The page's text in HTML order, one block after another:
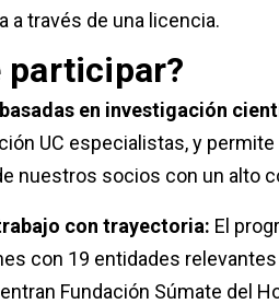
a través de una licencia.
participar?
en investigación
UC especialistas, y
nuestros socios con un alto
con trayectoria: El
con 19 entidades
Fundación Súmate del